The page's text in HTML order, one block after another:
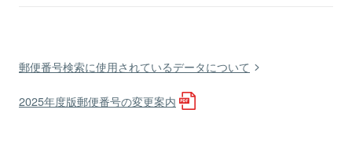
郵便番号検索に使用されているデータについて
2025年度版郵便番号の変更案内